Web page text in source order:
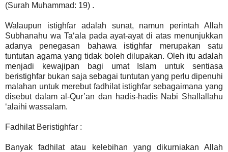
(Surah Muhammad: 19) .
Walaupun istighfar adalah sunat, namun perintah Allah
Subhanahu wa Ta‘ala pada ayat-ayat di atas menunjukkan
adanya penegasan bahawa istighfar merupakan satu
tuntutan agama yang tidak boleh dilupakan. Oleh itu adalah
menjadi kewajipan bagi umat Islam untuk sentiasa
beristighfar bukan saja sebagai tuntutan yang perlu dipenuhi
malahan untuk merebut fadhilat istighfar sebagaimana yang
disebut dalam al-Qur’an dan hadis-hadis Nabi Shallallahu
‘alaihi wassalam.
Fadhilat Beristighfar :
Banyak fadhilat atau kelebihan yang dikurniakan Allah